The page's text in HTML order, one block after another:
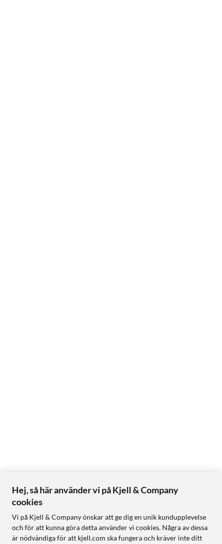
Hej, så här använder vi på Kjell & Company
cookies
Vi på Kjell & Company önskar att ge dig en unik kundupplevelse
och för att kunna göra detta använder vi cookies. Några av dessa
är nödvändiga för att kjell.com ska fungera och kräver inte ditt